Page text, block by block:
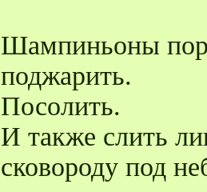
Шампиньоны
поджарить.
Посолить.
И также слить
сковороду под